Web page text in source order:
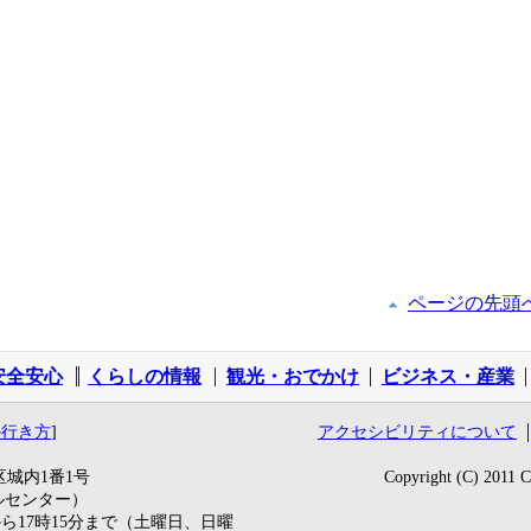
ページの先頭
全安心 くらしの情報 観光・おでかけ ビジネス・産業
き方]
内1番1号
ンター）
17時15分まで（土曜日、日曜
アクセシビリティについて
Copyright (C) 2011